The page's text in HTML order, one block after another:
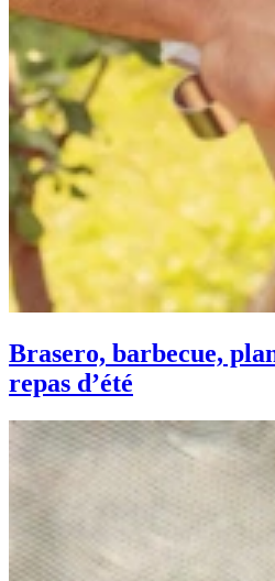
Brasero, barbecue,
repas d’été